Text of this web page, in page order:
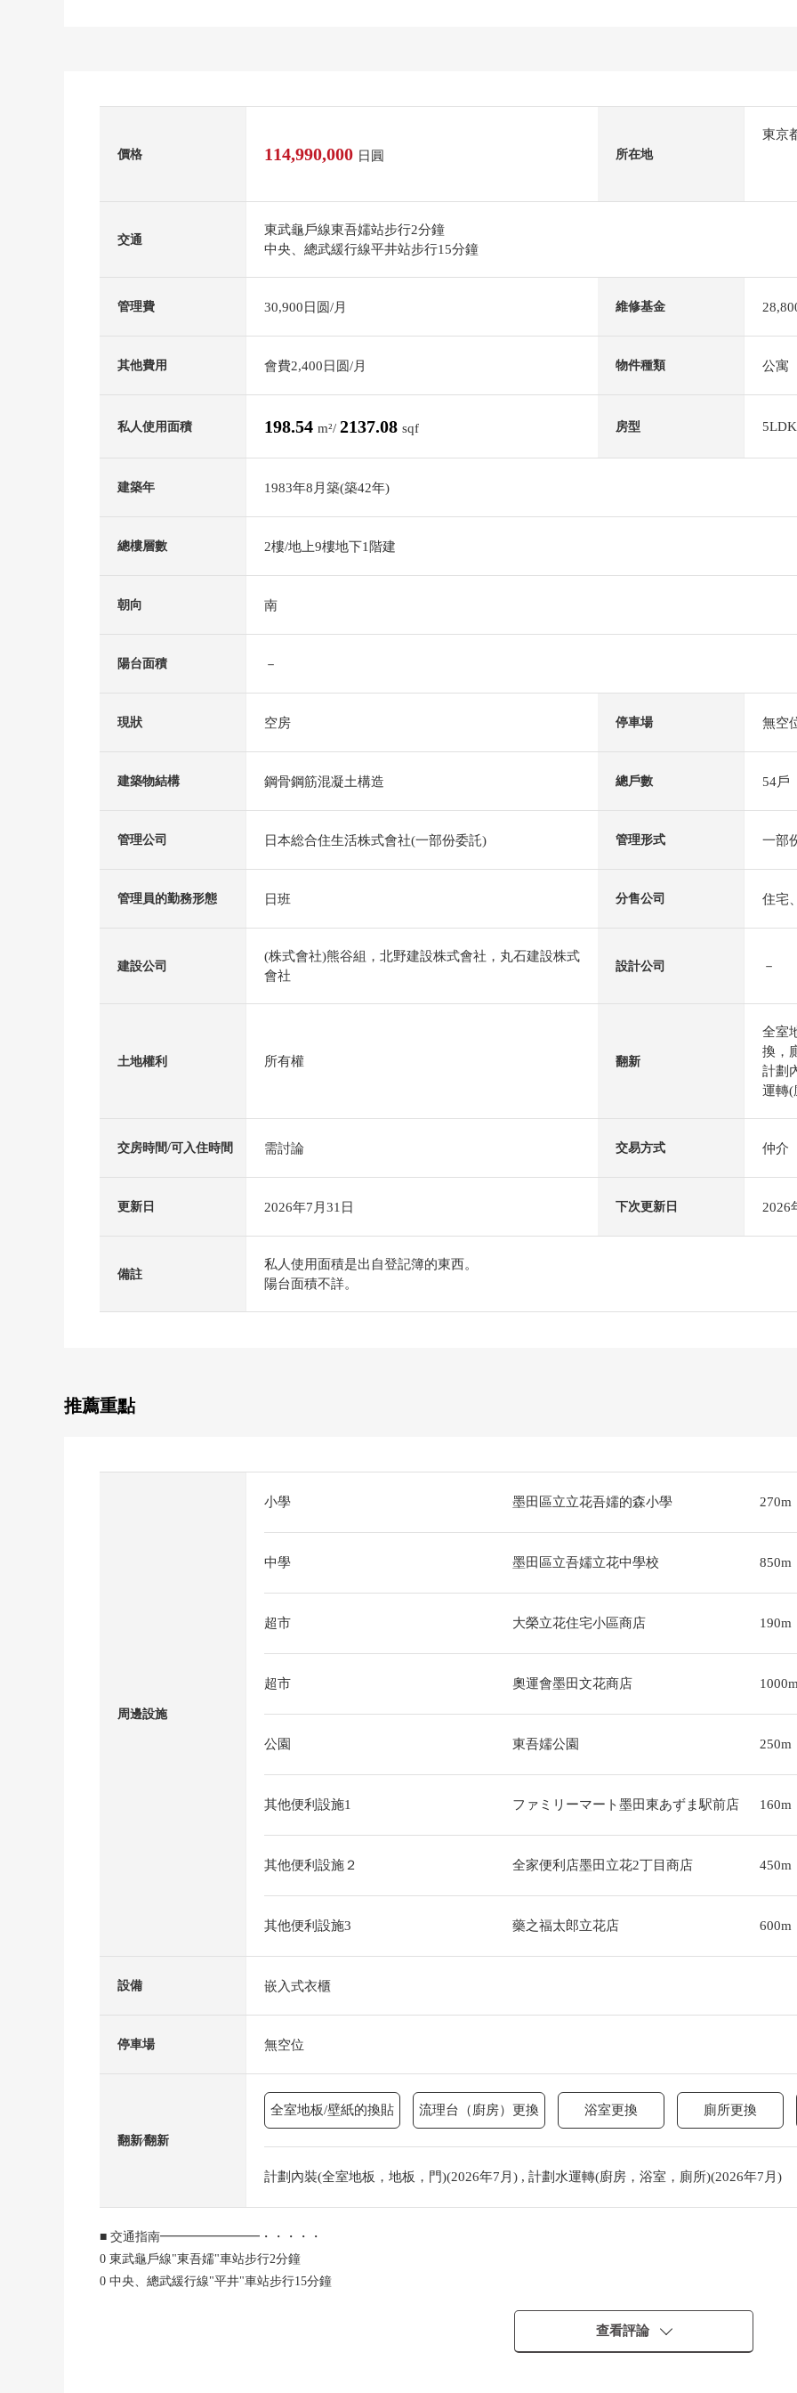
價格 114,990,000 日圓 所在地
東京
交通
東武龜戶線東吾嬬站步行2分鐘
中央、總武緩行線平井站步行15分鐘
管理費 30,900日圆/月 維修基金
其他費用 會費2,400日圆/月 物件種類 公寓
私人使用面積 198.54 m²/ 2137.08 sqf 房型 5LDK
建築年 1983年8月築(築42年)
總樓層數 2樓/地上9樓地下1階建
朝向 南
陽台面積 －
現狀 空房 停車場 無空
建築物結構 鋼骨鋼筋混凝土構造 總戶數 54戶
管理公司 日本総合住生活株式會社(一部份委託) 管理形式 一部
管理員的勤務形態 日班 分售公司 住宅
建設公司
(株式會社)熊谷組，北野建設株式會社，丸石建設株式
會社
設計公司 －
土地權利 所有權 翻新
全室
換，
計劃
運轉(
交房時間/可入住時間 需討論 交易方式 仲介
更新日 2026年7月31日 下次更新日 2026
備註
私人使用面積是出自登記簿的東西。
陽台面積不詳。
推薦重點
周邊設施
小學 墨田區立立花吾嬬的森小學 270m
中學 墨田區立吾嬬立花中學校 850m
超市 大榮立花住宅小區商店 190m
超市 奧運會墨田文花商店
公園 東吾嬬公園 250m
其他便利設施1 ファミリーマート墨田東あずま駅前店 160m
其他便利設施２ 全家便利店墨田立花2丁目商店 450m
其他便利設施3 藥之福太郎立花店 600m
設備 嵌入式衣櫃
停車場 無空位
翻新⁄翻新
全室地板/壁紙的換貼 流理台（廚房）更換 浴室更換 廁所更換
計劃內裝(全室地板，地板，門)(2026年7月) , 計劃水運轉(廚房，浴室，廁所)(2026年7月)
■ 交通指南━━━━━━━━・・・・・
0 東武龜戶線"東吾嬬"車站步行2分鐘
0 中央、總武緩行線"平井"車站步行15分鐘
查看評論